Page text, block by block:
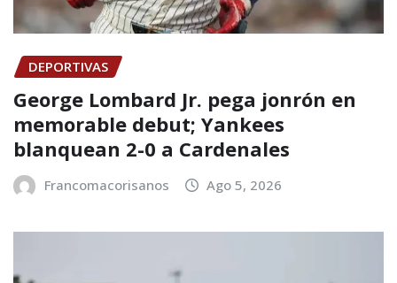
DEPORTIVAS
George Lombard Jr. pega jonrón en
memorable debut; Yankees
blanquean 2-0 a Cardenales
Francomacorisanos Ago 5, 2026